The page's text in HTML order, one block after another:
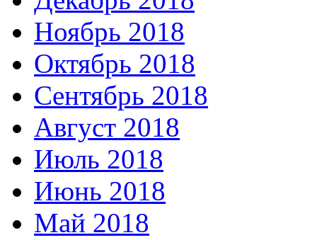
Ноябрь 2018
Октябрь 2018
Сентябрь 2018
Август 2018
Июль 2018
Июнь 2018
Май 2018